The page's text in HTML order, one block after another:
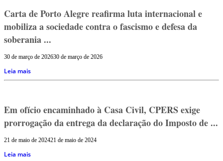
Carta de Porto Alegre reafirma luta internacional e
mobiliza a sociedade contra o fascismo e defesa da
soberania ...
30 de março de 202630 de março de 2026
Leia mais
Em ofício encaminhado à Casa Civil, CPERS exige
prorrogação da entrega da declaração do Imposto de ...
21 de maio de 202421 de maio de 2024
Leia mais